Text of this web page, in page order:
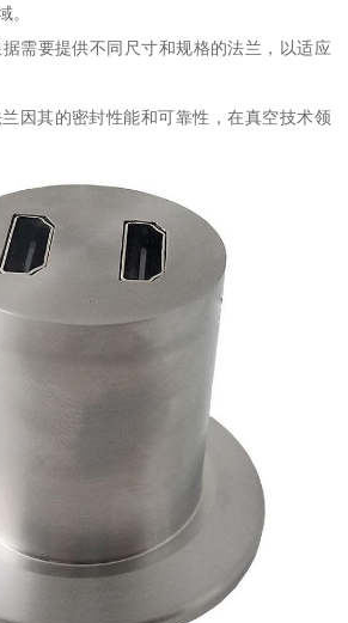
。
需要提供不同尺寸和规格的法兰，以适应
因其的密封性能和可靠性，在真空技术领